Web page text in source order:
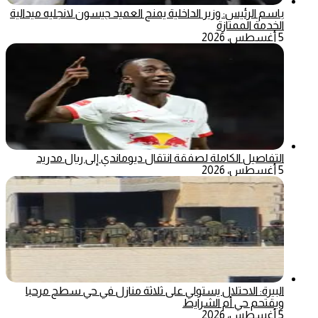
باسم الرئيس: وزير الداخلية يمنح العميد جيسون لانجليه ميدالية
الخدمة الممتازة
5 أغسطس، 2026
التفاصيل الكاملة لصفقة انتقال ديوماندي إلى ريال مدريد
5 أغسطس، 2026
البيرة: الاحتلال يستولي على ثلاثة منازل في حي سطح مرحبا
ويقتحم حي أم الشرايط
5 أغسطس، 2026